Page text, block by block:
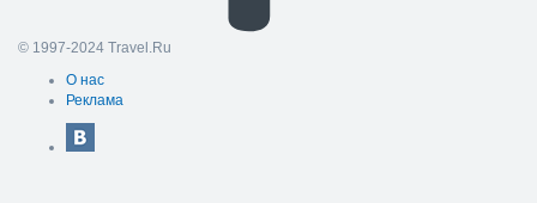
© 1997-2024 Travel.Ru
О нас
Реклама